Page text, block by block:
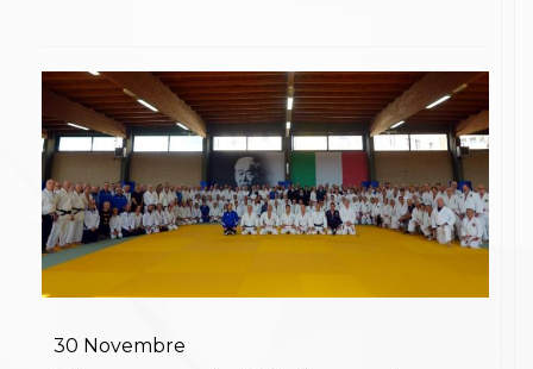
Sportello Fiscale
News
Modulistica
FAQ
Quesiti fiscali
Sostenibilità
Documenti
30 Novembre